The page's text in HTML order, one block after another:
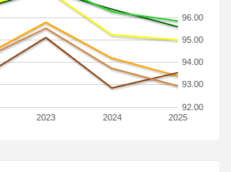
2023 2024 2025
92.00
93.00
94.00
95.00
96.00